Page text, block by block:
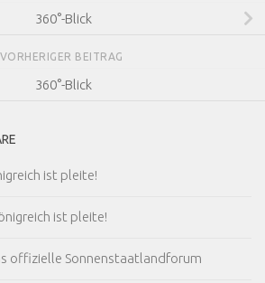
360°-Blick
VORHERIGER BEITRAG
360°-Blick
ist pleite!
ist pleite!
offizielle Sonnenstaatlandforum